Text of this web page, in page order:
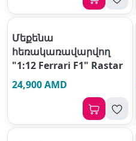
Մեքենա
հեռակառավարվող
"1:12 Ferrari F1" Rastar
24,900 AMD